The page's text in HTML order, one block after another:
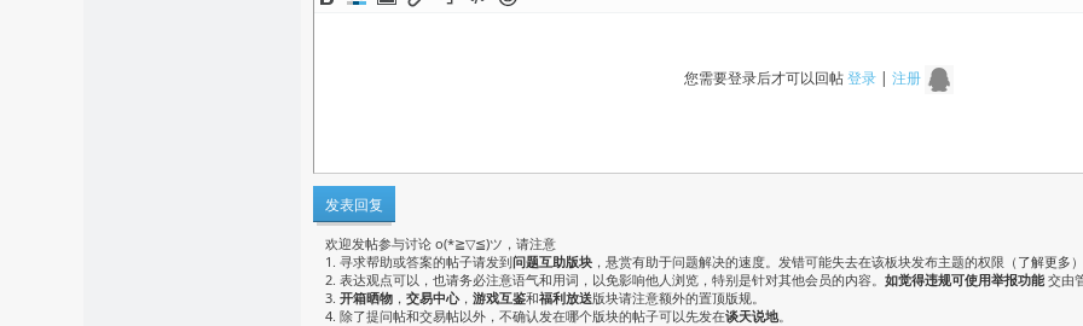
您需要登录后才可以回帖登录| 注册
发表回复
欢迎发帖参与讨论 o(*≧▽≦)ツ，请注意
1. 寻求帮助或答案的帖子请发到问题互助版块 ，悬赏有助于问题解决的速度。发错可能失去在该板块发布主题的权限（ 了解更多 ）
2. 表达观点可以，也请务必注意语气和用词，以免影响他人浏览，特别是针对其他会员的内容。 如觉得违规可使用举报功能 交由
3. 开箱晒物 ， 交易中心， 游戏互鉴和福利放送版块请注意额外的置顶版规。
4. 除了提问帖和交易帖以外，不确认发在哪个版块的帖子可以先发在谈天说地。